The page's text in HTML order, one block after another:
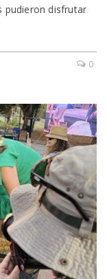
pudieron disfrutar
0